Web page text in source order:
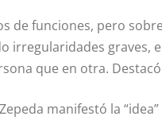
de funciones, pero
irregularidades graves,
que en otra.
manifestó la